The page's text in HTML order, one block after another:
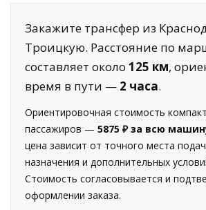
Закажите трансфер из
Троицкую. Расстояние по
составляет около 125 км,
время в пути — 2 часа.
Ориентировочная стоимость
пассажиров — 5875 ₽ за всю
цена зависит от точного места
назначения и дополнительных
Стоимость согласовывается и
оформлении заказа.